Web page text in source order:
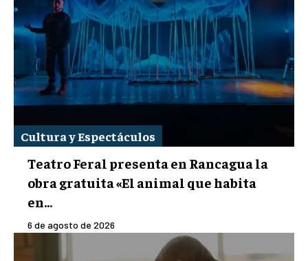
Cultura y Espectáculos
Teatro Feral presenta en Rancagua la
obra gratuita «El animal que habita
en...
6 de agosto de 2026